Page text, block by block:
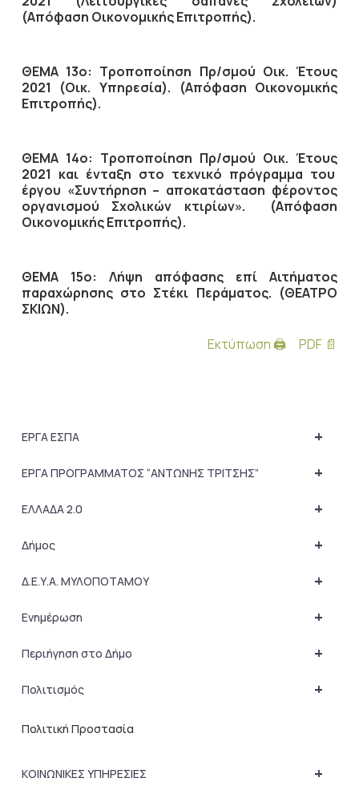
(Απόφαση Οικονομικής Επιτροπής).
ΘΕΜΑ 13ο: Τροποποίηση Πρ/σμού Οικ. Έτους
2021 (Οικ. Υπηρεσία). (Απόφαση Οικονομικής
Επιτροπής).
ΘΕΜΑ 14ο: Τροποποίηση Πρ/σμού Οικ. Έτους
2021 και ένταξη στο τεχνικό πρόγραμμα του
έργου «Συντήρηση – αποκατάσταση φέροντος
οργανισμού Σχολικών κτιρίων». (Απόφαση
Οικονομικής Επιτροπής).
ΘΕΜΑ 15ο: Λήψη απόφασης επί Αιτήματος
παραχώρησης στο Στέκι Περάματος. (ΘΕΑΤΡΟ
ΣΚΙΩΝ).
Εκτύπωση 🖨
PDF 📄
+
ΕΡΓΑ ΕΣΠΑ
+
ΕΡΓΑ ΠΡΟΓΡΑΜΜΑΤΟΣ “ΑΝΤΩΝΗΣ ΤΡΙΤΣΗΣ”
+
ΕΛΛΑΔΑ 2.0
+
Δήμος
+
Δ.Ε.Υ.Α. ΜΥΛΟΠΟΤΑΜΟΥ
+
Ενημέρωση
+
Περιήγηση στο Δήμο
+
Πολιτισμός
Πολιτική Προστασία
+
ΚΟΙΝΩΝΙΚΕΣ ΥΠΗΡΕΣΙΕΣ